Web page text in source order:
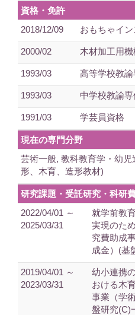
資格・免許
2018/12/09
おもちゃイ
2000/02 木材加工用
1993/03 高等学校教
1993/03 中学校教諭
1991/03 学芸員資格
現在の専門分野
芸術一般, 教科教育学・幼
形、木育、造形教材)
研究課題・受託研究・科研
2022/04/01 ～
2025/03/31
就学前教
実現のた
究費助成
成金）(基
2019/04/01 ～
2023/03/31
幼小連携
おける木
事業（学
盤研究(C)